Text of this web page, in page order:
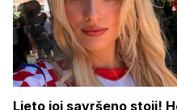
Ljeto joj savršeno stoji!